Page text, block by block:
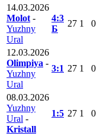
14.03.2026
Molot -
Yuzhny
Ural
4:3
Б
27 1 0
12.03.2026
Olimpiya -
Yuzhny
Ural
3:1 27 1 0
08.03.2026
Yuzhny
Ural -
Kristall
1:5 27 1 0